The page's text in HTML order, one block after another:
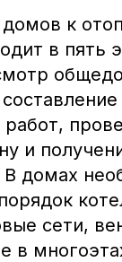
к
в пять
и
В домах
сети,
в